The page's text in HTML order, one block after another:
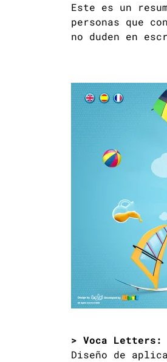
Este es un
personas que
no duden en
> Voca Letters:
Diseño de